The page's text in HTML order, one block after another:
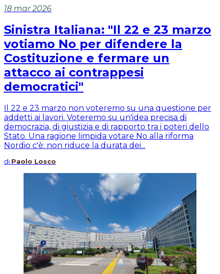
18 mar 2026
Sinistra Italiana: "Il 22 e 23 marzo
votiamo No per difendere la
Costituzione e fermare un
attacco ai contrappesi
democratici"
Il 22 e 23 marzo non voteremo su una questione per
addetti ai lavori. Voteremo su un'idea precisa di
democrazia, di giustizia e di rapporto tra i poteri dello
Stato. Una ragione limpida votare No alla riforma
Nordio c'è: non riduce la durata dei...
di Paolo Losco